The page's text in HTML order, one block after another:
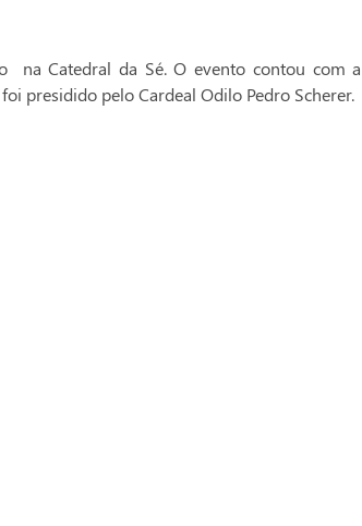
na Catedral da Sé. O evento contou com a
presidido pelo Cardeal Odilo Pedro Scherer.